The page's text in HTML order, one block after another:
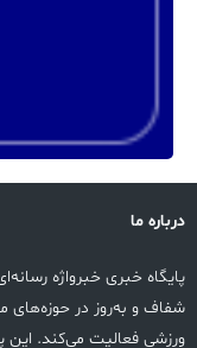
درباره ما
پایگاه خبری خبرواژه
شفاف و به‌روز در حوزه‌های
ورزشی فعالیت می‌کند. این